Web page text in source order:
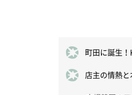
町田に誕生
店主の情熱